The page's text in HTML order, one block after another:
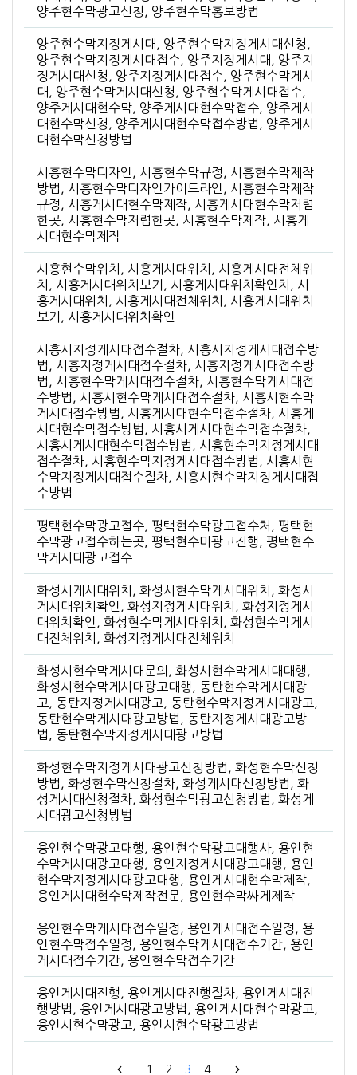
양주현수막광고신청, 양주현수막홍보방법
양주현수막지정게시대, 양주현수막지정게시대신청,
양주현수막지정게시대접수, 양주지정게시대, 양주지
정게시대신청, 양주지정게시대접수, 양주현수막게시
대, 양주현수막게시대신청, 양주현수막게시대접수,
양주게시대현수막, 양주게시대현수막접수, 양주게시
대현수막신청, 양주게시대현수막접수방법, 양주게시
대현수막신청방법
시흥현수막디자인, 시흥현수막규정, 시흥현수막제작
방법, 시흥현수막디자인가이드라인, 시흥현수막제작
규정, 시흥게시대현수막제작, 시흥게시대현수막저렴
한곳, 시흥현수막저렴한곳, 시흥현수막제작, 시흥게
시대현수막제작
시흥현수막위치, 시흥게시대위치, 시흥게시대전체위
치, 시흥게시대위치보기, 시흥게시대위치확인치, 시
흥게시대위치, 시흥게시대전체위치, 시흥게시대위치
보기, 시흥게시대위치확인
시흥시지정게시대접수절차, 시흥시지정게시대접수방
법, 시흥지정게시대접수절차, 시흥지정게시대접수방
법, 시흥현수막게시대접수절차, 시흥현수막게시대접
수방법, 시흥시현수막게시대접수절차, 시흥시현수막
게시대접수방법, 시흥게시대현수막접수절차, 시흥게
시대현수막접수방법, 시흥시게시대현수막접수절차,
시흥시게시대현수막접수방법, 시흥현수막지정게시대
접수절차, 시흥현수막지정게시대접수방법, 시흥시현
수막지정게시대접수절차, 시흥시현수막지정게시대접
수방법
평택현수막광고접수, 평택현수막광고접수처, 평택현
수막광고접수하는곳, 평택현수마광고진행, 평택현수
막게시대광고접수
화성시게시대위치, 화성시현수막게시대위치, 화성시
게시대위치확인, 화성지정게시대위치, 화성지정게시
대위치확인, 화성현수막게시대위치, 화성현수막게시
대전체위치, 화성지정게시대전체위치
화성시현수막게시대문의, 화성시현수막게시대대행,
화성시현수막게시대광고대행, 동탄현수막게시대광
고, 동탄지정게시대광고, 동탄현수막지정게시대광고,
동탄현수막게시대광고방법, 동탄지정게시대광고방
법, 동탄현수막지정게시대광고방법
화성현수막지정게시대광고신청방법, 화성현수막신청
방법, 화성현수막신청절차, 화성게시대신청방법, 화
성게시대신청절차, 화성현수막광고신청방법, 화성게
시대광고신청방법
용인현수막광고대행, 용인현수막광고대행사, 용인현
수막게시대광고대행, 용인지정게시대광고대행, 용인
현수막지정게시대광고대행, 용인게시대현수막제작,
용인게시대현수막제작전문, 용인현수막싸게제작
용인현수막게시대접수일정, 용인게시대접수일정, 용
인현수막접수일정, 용인현수막게시대접수기간, 용인
게시대접수기간, 용인현수막접수기간
용인게시대진행, 용인게시대진행절차, 용인게시대진
행방법, 용인게시대광고방법, 용인게시대현수막광고,
용인시현수막광고, 용인시현수막광고방법
1 2 3 4